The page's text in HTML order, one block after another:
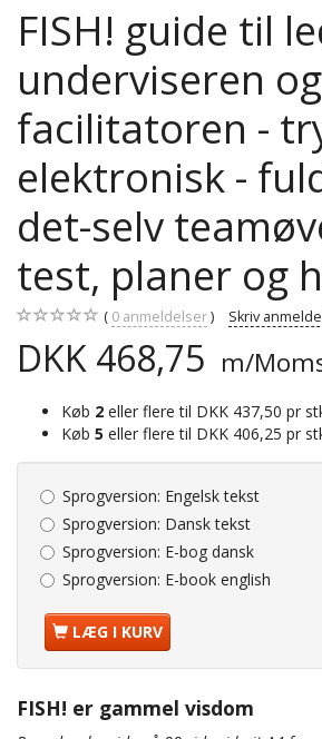
FISH! guide til
underviseren og
facilitatoren -
elektronisk -
det-selv
test, planer og
0 anmeldelser Skriv
DKK 468,75 m/
Køb 2 eller flere til DKK 437,50 pr
Køb 5 eller flere til DKK 406,25 pr
Sprogversion: Engelsk tekst
Sprogversion: Dansk tekst
Sprogversion: E-bog dansk
Sprogversion: E-book english
LÆG I KURV
FISH! er gammel visdom